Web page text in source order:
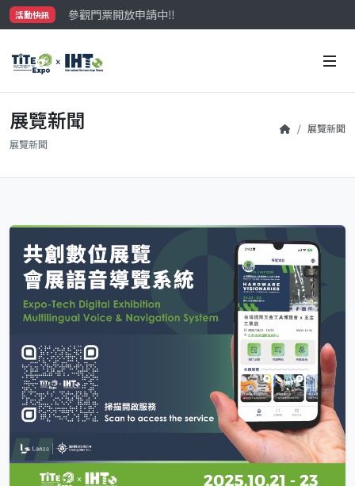
活動快訊
參觀門票開放申請中‼️
最大規模台灣五金展TiTE x IHT，2026/10/20-22與您在
展覽新聞
展覽新聞
展覽新聞